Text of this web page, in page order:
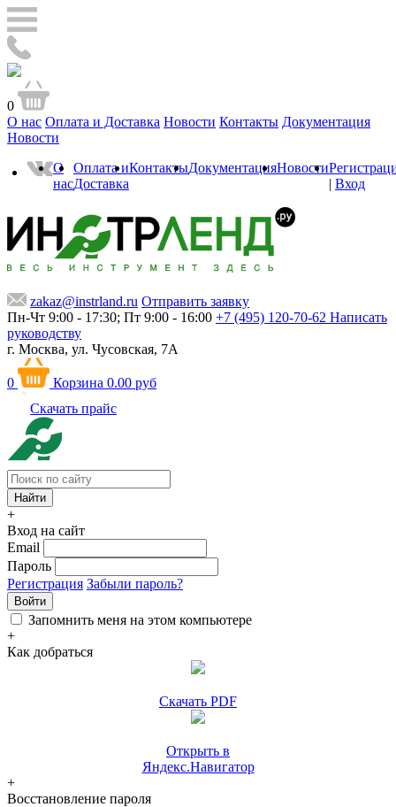
0
О нас Оплата и Доставка Новости Контакты Документация
Новости
О
нас
Оплата и
Доставка
КонтактыДокументацияНовости
| Вход
zakaz@instrland.ru Отправить заявку
Пн-Чт 9:00 - 17:30; Пт 9:00 - 16:00 +7 (495) 120-70-62 Написать
руководству
г. Москва, ул. Чусовская, 7А
0 Корзина 0.00 руб
Скачать прайс
+
Вход на сайт
Email
Пароль
Регистрация Забыли пароль?
Войти
Запомнить меня на этом компьютере
+
Как добраться
Скачать PDF
Открыть в
Яндекс.Навигатор
+
Восстановление пароля